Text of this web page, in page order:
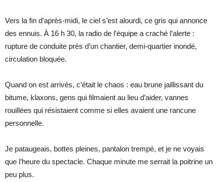
Vers la fin d’après-midi, le ciel s’est alourdi, ce gris qui annonce
des ennuis. À 16 h 30, la radio de l’équipe a craché l’alerte :
rupture de conduite près d’un chantier, demi-quartier inondé,
circulation bloquée.
Quand on est arrivés, c’était le chaos : eau brune jaillissant du
bitume, klaxons, gens qui filmaient au lieu d’aider, vannes
rouillées qui résistaient comme si elles avaient une rancune
personnelle.
Je pataugeais, bottes pleines, pantalon trempé, et je ne voyais
que l’heure du spectacle. Chaque minute me serrait la poitrine un
peu plus.